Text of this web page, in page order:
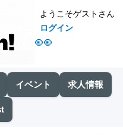
👀
ようこそゲストさん
ログイン
イベント 求人情報